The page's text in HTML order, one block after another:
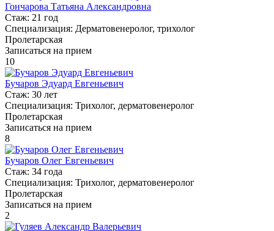
Гончарова Татьяна Александровна
Стаж: 21 год
Специализация: Дерматовенеролог, трихолог
Пролетарская
Записаться на прием
10
Бучаров Эдуард Евгеньевич
Стаж: 30 лет
Специализация: Трихолог, дерматовенеролог
Пролетарская
Записаться на прием
8
Бучаров Олег Евгеньевич
Стаж: 34 года
Специализация: Трихолог, дерматовенеролог
Пролетарская
Записаться на прием
2